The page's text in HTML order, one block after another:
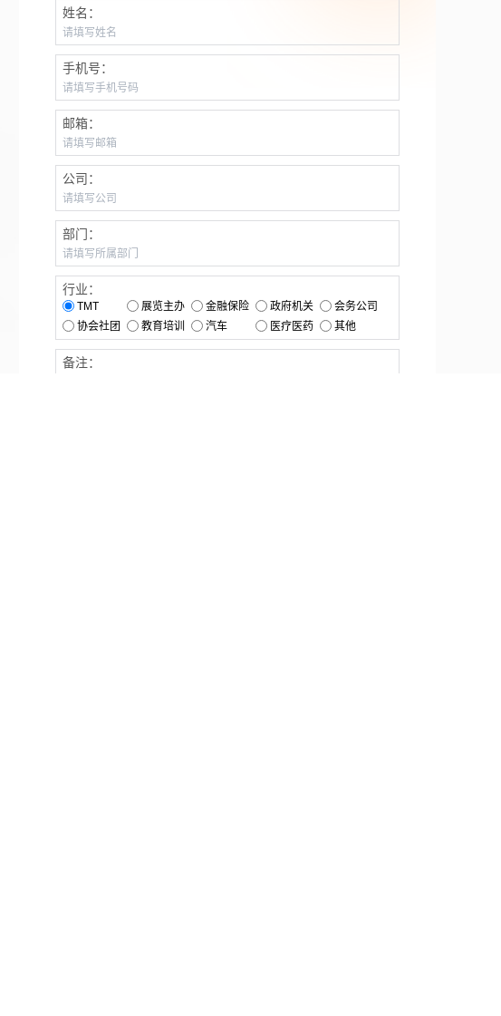
姓名：
手机号：
邮箱：
公司：
部门：
行业：
TMT 展览主办 金融保险 政府机关
会务公司
协会社团
教育培训 汽车 医疗医药 其他
备注：